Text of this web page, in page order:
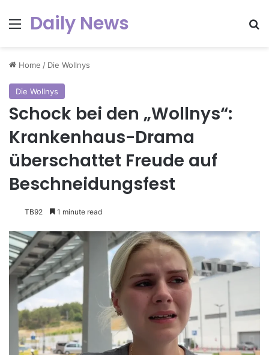
Menu
Daily News
Home / Die Wollnys
Die Wollnys
Schock bei den „Wollnys“:
Krankenhaus-Drama
überschattet Freude auf
Beschneidungsfest
TB92 1 minute read